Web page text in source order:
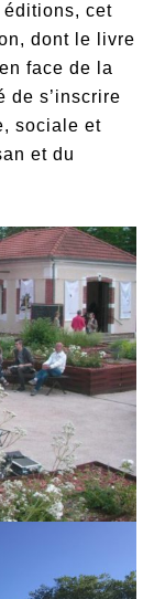
cet
dont le livre
face de la
de s’inscrire
sociale et
et du